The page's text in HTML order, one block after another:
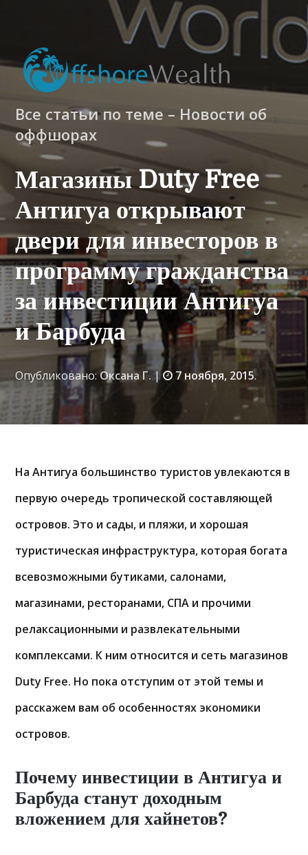
Все статьи по теме – Новости об
оффшорах
Магазины Duty Free
Антигуа открывают
двери для инвесторов в
программу гражданства
за инвестиции Антигуа
и Барбуда
Опубликовано:Оксана Г. | 7 ноября, 2015.
На Антигуа большинство туристов увлекаются в
первую очередь тропической составляющей
островов. Это и сады, и пляжи, и хорошая
туристическая инфраструктура, которая богата
всевозможными бутиками, салонами,
магазинами, ресторанами, СПА и прочими
релаксационными и развлекательными
комплексами. К ним относится и сеть магазинов
Duty Free. Но пока отступим от этой темы и
расскажем вам об особенностях экономики
островов.
Почему инвестиции в Антигуа и
Барбуда станутдоходным
вложением для хайнетов?